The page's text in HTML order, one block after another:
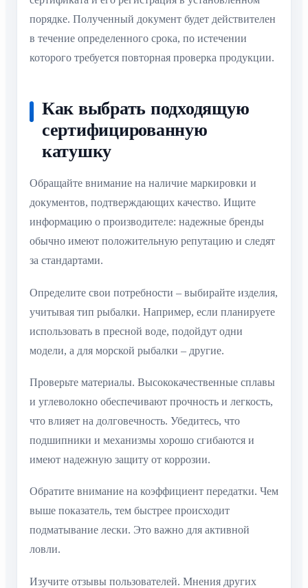
порядке. Полученный документ будет действителен
в течение определенного срока, по истечении
которого требуется повторная проверка продукции.
Как выбрать подходящую
сертифицированную
катушку
Обращайте внимание на наличие маркировки и
документов, подтверждающих качество. Ищите
информацию о производителе: надежные бренды
обычно имеют положительную репутацию и следят
за стандартами.
Определите свои потребности – выбирайте изделия,
учитывая тип рыбалки. Например, если планируете
использовать в пресной воде, подойдут одни
модели, а для морской рыбалки – другие.
Проверьте материалы. Высококачественные сплавы
и углеволокно обеспечивают прочность и легкость,
что влияет на долговечность. Убедитесь, что
подшипники и механизмы хорошо сгибаются и
имеют надежную защиту от коррозии.
Обратите внимание на коэффициент передатки. Чем
выше показатель, тем быстрее происходит
подматывание лески. Это важно для активной
ловли.
Изучите отзывы пользователей. Мнения других